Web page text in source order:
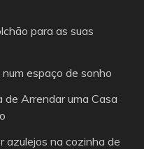
para as suas
espaço de sonho
Arrendar uma Casa
azulejos na cozinha de